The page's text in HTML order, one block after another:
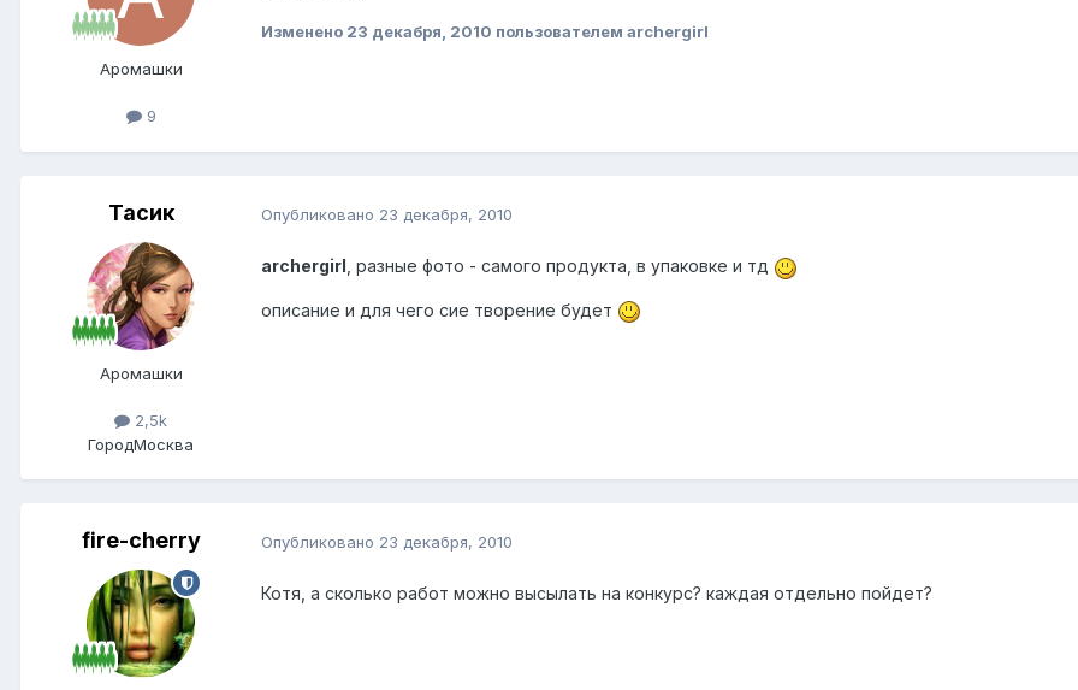
Аромашки
9
Изменено 23 декабря, 2010 пользователем archergirl
Тасик
Аромашки
2,5k
ГородМосква
Опубликовано 23 декабря, 2010
archergirl , разные фото - самого продукта, в упаковке и тд
описание и для чего сие творение будет
fire-cherry Опубликовано 23 декабря, 2010
Котя, а сколько работ можно высылать на конкурс? каждая отдельно пойдет?